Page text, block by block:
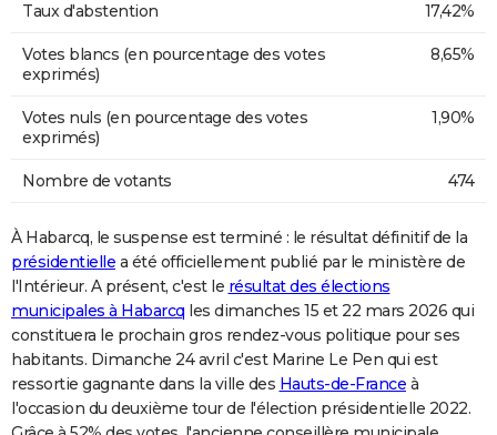
Taux d'abstention 17,42%
Votes blancs (en pourcentage des votes
exprimés)
8,65%
Votes nuls (en pourcentage des votes
exprimés)
1,90%
Nombre de votants 474
À Habarcq, le suspense est terminé : le résultat définitif de la
présidentielle a été officiellement publié par le ministère de
l'Intérieur. A présent, c'est le résultat des élections
municipales à Habarcq les dimanches 15 et 22 mars 2026 qui
constituera le prochain gros rendez-vous politique pour ses
habitants. Dimanche 24 avril c'est Marine Le Pen qui est
ressortie gagnante dans la ville des Hauts-de-France à
l'occasion du deuxième tour de l'élection présidentielle 2022.